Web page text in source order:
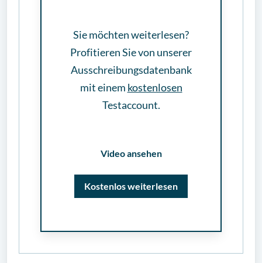
Sie möchten weiterlesen?
Profitieren Sie von unserer
Ausschreibungsdatenbank
mit einem kostenlosen
Testaccount.
Video ansehen
Kostenlos weiterlesen